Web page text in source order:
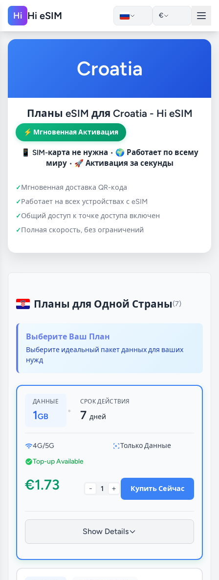
Hi Hi eSIM €
Croatia
Планы eSIM для Croatia - Hi eSIM
⚡ Мгновенная Активация
📱 SIM-карта не нужна • 🌍 Работает по всему
миру• 🚀 Активация за секунды
Мгновенная доставка QR-кода
Работает на всех устройствах с eSIM
Общий доступ к точке доступа включен
Полная скорость, без ограничений
Планы для Одной Страны(7)
Выберите Ваш План
Выберите идеальный пакет данных для ваших
нужд
ДАННЫЕ
1GB •
СРОК ДЕЙСТВИЯ
7 дней
4G/5G
Только Данные
Top-up Available
€1.73 - 1 + Купить Сейчас
Show Details